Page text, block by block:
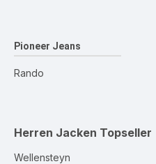
Pioneer Jeans
Rando
Herren Jacken Topseller
Wellensteyn